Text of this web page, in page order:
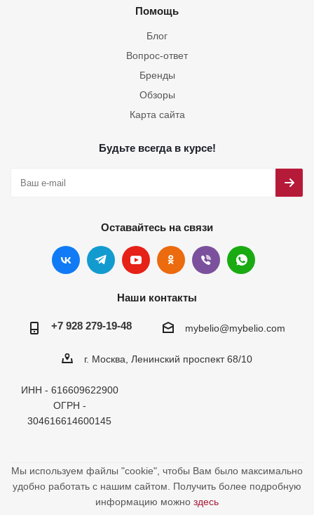
Помощь
Блог
Вопрос-ответ
Бренды
Обзоры
Карта сайта
Будьте всегда в курсе!
Оставайтесь на связи
Наши контакты
+7 928 279-19-48 mybelio@mybelio.com
г. Москва, Ленинский проспект 68/10
ИНН - 616609622900
ОГРН -
304616614600145
Мы используем файлы "cookie", чтобы Вам было максимально
удобно работать с нашим сайтом. Получить более подробную
информацию можно здесь